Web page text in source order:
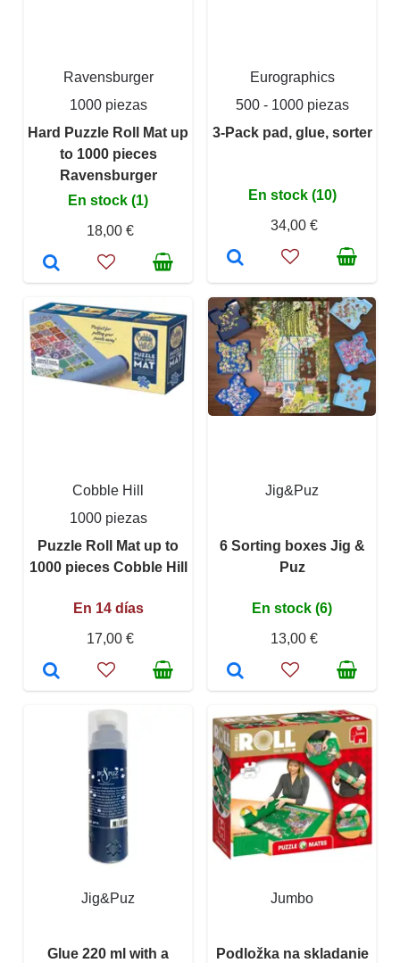
Ravensburger
1000 piezas
Hard Puzzle Roll Mat up
to 1000 pieces
Ravensburger
En stock (1)
18,00 €
Eurographics
500 - 1000 piezas
3-Pack pad, glue, sorter
En stock (10)
34,00 €
Cobble Hill
1000 piezas
Puzzle Roll Mat up to
1000 pieces Cobble Hill
En 14 días
17,00 €
Jig&Puz
6 Sorting boxes Jig &
Puz
En stock (6)
13,00 €
Jig&Puz
Glue 220 ml with a
Jumbo
Podložka na skladanie